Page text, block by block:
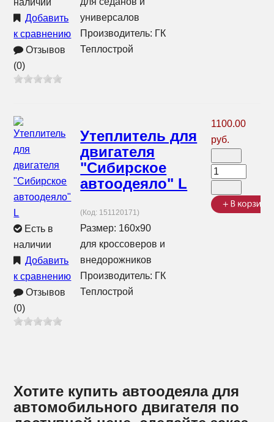
Добавить
к сравнению
Отзывов
(0)
универсалов
Производитель: ГК
Теплострой
Есть в
наличии
Добавить
к сравнению
Отзывов
(0)
Утеплитель для
двигателя
"Сибирское
автоодеяло" L
(Код: 151120171)
Размер: 160x90
для кроссоверов и
внедорожников
Производитель: ГК
Теплострой
1100.00
руб.
Хотите купить автоодеяла для
автомобильного двигателя по